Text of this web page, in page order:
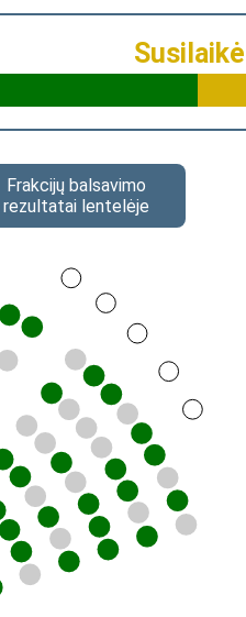
Frakcijų balsavimo
rezultatai lentelėje